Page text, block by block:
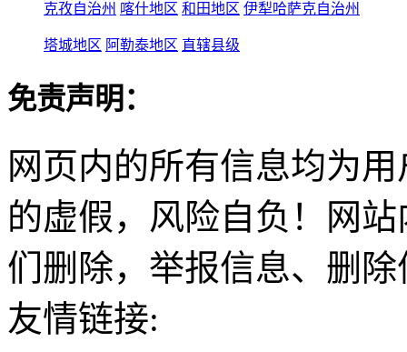
克孜自治州 喀什地区 和田地区 伊犁哈萨克自治州
塔城地区 阿勒泰地区 直辖县级
免责声明：
网页内的所有信息均为
的虚假，风险自负！网
们删除，举报信息、删
友情链接: